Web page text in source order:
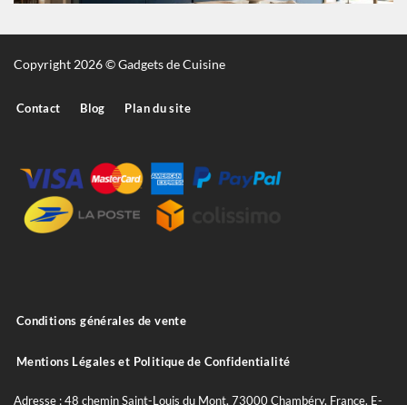
Copyright 2026 © Gadgets de Cuisine
Contact Blog Plan du site
Conditions générales de vente
Mentions Légales et Politique de Confidentialité
Adresse : 48 chemin Saint-Louis du Mont, 73000 Chambéry, France. E-